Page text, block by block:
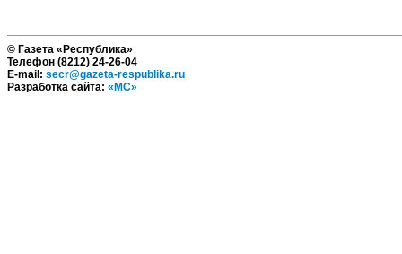
© Газета «Республика»
Телефон (8212) 24-26-04
E-mail: secr@gazeta-respublika.ru
Разработка сайта: «МС»